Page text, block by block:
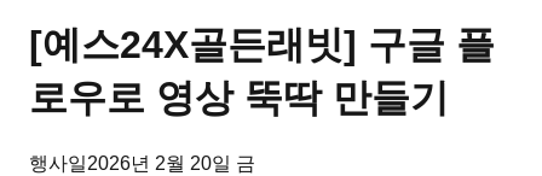
[예스24X골든래빗] 구글 플
로우로 영상 뚝딱 만들기
행사일2026년 2월 20일 금